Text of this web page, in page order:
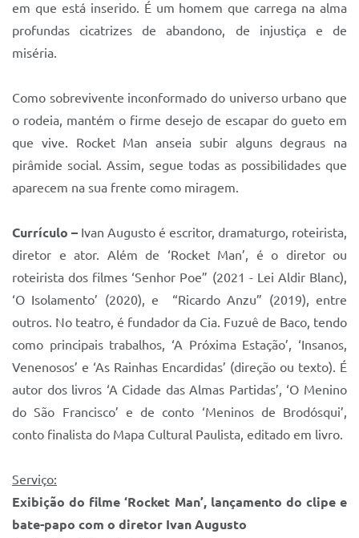
Quadra Fiscal
Sistema Colab
Autarquias
em que está inserido. É um homem que carrega na alma
profundas cicatrizes de abandono, de injustiça e de
miséria.
Como sobrevivente inconformado do universo urbano que
o rodeia, mantém o firme desejo de escapar do gueto em
que vive. Rocket Man anseia subir alguns degraus na
pirâmide social. Assim, segue todas as possibilidades que
aparecem na sua frente como miragem.
Currículo – Ivan Augusto é escritor, dramaturgo, roteirista,
diretor e ator. Além de ‘Rocket Man’, é o diretor ou
roteirista dos filmes ‘Senhor Poe” (2021 - Lei Aldir Blanc),
‘O Isolamento’ (2020), e “Ricardo Anzu” (2019), entre
outros. No teatro, é fundador da Cia. Fuzuê de Baco, tendo
como principais trabalhos, ‘A Próxima Estação’, ‘Insanos,
Venenosos’ e ‘As Rainhas Encardidas’ (direção ou texto). É
autor dos livros ‘A Cidade das Almas Partidas’, ‘O Menino
do São Francisco’ e de conto ‘Meninos de Brodósqui’,
conto finalista do Mapa Cultural Paulista, editado em livro.
Serviço:
Exibição do filme ‘Rocket Man’, lançamento do clipe e
bate-papo com o diretor Ivan Augusto